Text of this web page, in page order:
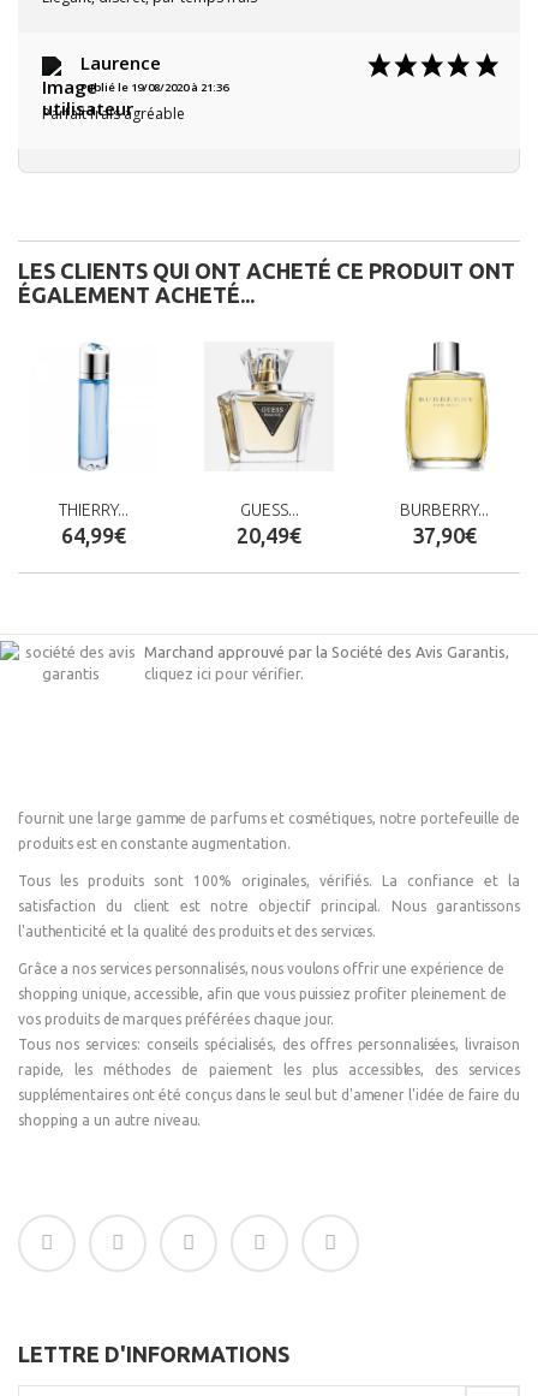
Laurence
Publié le 19/08/2020 à 21:36
Parfait frais agréable
LES CLIENTS QUI ONT ACHETÉ CE PRODUIT ONT
ÉGALEMENT ACHETÉ...
THIERRY...
64,99€
GUESS...
20,49€
BURBERRY...
37,90€
Marchand approuvé par la Société des Avis Garantis,
cliquez ici pour vérifier.
fournit une large gamme de parfums et cosmétiques, notre portefeuille de
produits est en constante augmentation.
Tous les produits sont 100% originales, vérifiés. La confiance et la
satisfaction du client est notre objectif principal. Nous garantissons
l'authenticité et la qualité des produits et des services.
Grâce a nos services personnalisés, nous voulons offrir une expérience de
shopping unique, accessible, afin que vous puissiez profiter pleinement de
vos produits de marques préférées chaque jour.
Tous nos services: conseils spécialisés, des offres personnalisées, livraison
rapide, les méthodes de paiement les plus accessibles, des services
supplémentaires ont été conçus dans le seul but d'amener l'idée de faire du
shopping a un autre niveau.
LETTRE D'INFORMATIONS